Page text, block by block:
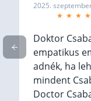
2025.
Doktor
empatikus
adnék, ha
mindent
Doctor